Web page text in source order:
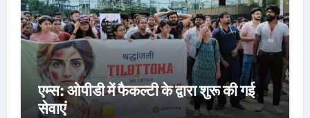
एम्स: ओपीडी में फैकल्टी के द्वारा शुरू की गई
सेवाएं